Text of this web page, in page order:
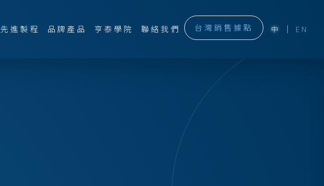
先進製程 品牌產品 亨泰學院 聯絡我們 台灣銷售據點 中 EN